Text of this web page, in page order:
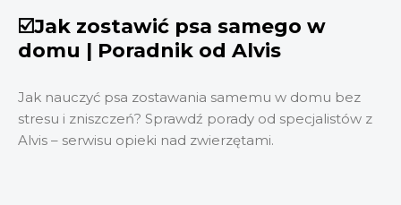
☑️Jak zostawić psa samego w
domu | Poradnik od Alvis
Jak nauczyć psa zostawania samemu w domu bez
stresu i zniszczeń? Sprawdź porady od specjalistów z
Alvis – serwisu opieki nad zwierzętami.